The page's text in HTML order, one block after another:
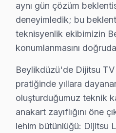
• Beylikdüzü servisimizde
Beylikdüzü'de garanti
Beylikdüzü Dijitsu
Beylikdüzü'de Dijitsu
Beylikdüzü görüntüleme
• Beylikdüzü'de Panel
• Beylikdüzü'de Anakart
• Beylikdüzü'de T-Con
aynı gün çözüm beklentisi
deneyimledik; bu
teknisyenlik ekibimizin
konumlanmasını
Beylikdüzü'de Dijitsu TV
pratiğinde yıllara
oluşturduğumuz teknik
anakart zayıflığını öne
lehim bütünlüğü: Dijitsu